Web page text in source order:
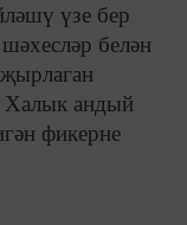
үзе бер
белән
Халык андый
фикерне